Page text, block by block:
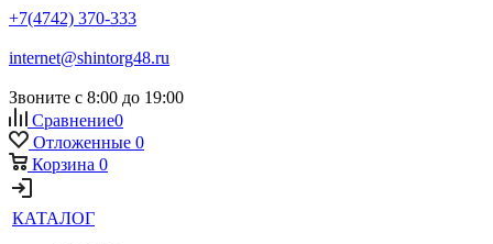
+7(4742) 370-333
internet@shintorg48.ru
Звоните с 8:00 до 19:00
Сравнение0
Отложенные 0
Корзина 0
КАТАЛОГ